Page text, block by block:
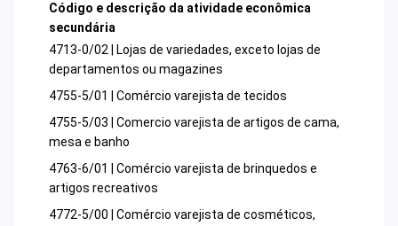
Código e descrição da atividade econômica
secundária
4713-0/02 | Lojas de variedades, exceto lojas de
departamentos ou magazines
4755-5/01 | Comércio varejista de tecidos
4755-5/03 | Comercio varejista de artigos de cama,
mesa e banho
4763-6/01 | Comércio varejista de brinquedos e
artigos recreativos
4772-5/00 | Comércio varejista de cosméticos,